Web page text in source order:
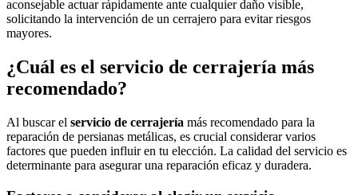
aconsejable actuar rápidamente ante cualquier daño visible,
solicitando la intervención de un cerrajero para evitar riesgos
mayores.
¿Cuál es el servicio de cerrajería más
recomendado?
Al buscar el servicio de cerrajería más recomendado para la
reparación de persianas metálicas, es crucial considerar varios
factores que pueden influir en tu elección. La calidad del servicio es
determinante para asegurar una reparación eficaz y duradera.